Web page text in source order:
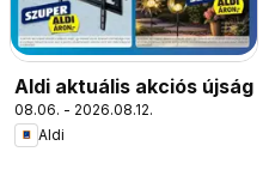
Aldi aktuális akciós újság
08.06. - 2026.08.12.
Aldi